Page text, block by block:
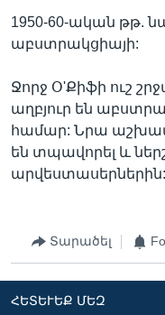
1950-60-ական թթ.
աբստրակցիայի:
Ջորջ Օ'Քիֆի ուշ
աղբյուր են
համար: Նրա
են տպավորել և
արվեստասերներին:
Տարածել
ՀԵՏԵՒԵՔ ՄԵԶ